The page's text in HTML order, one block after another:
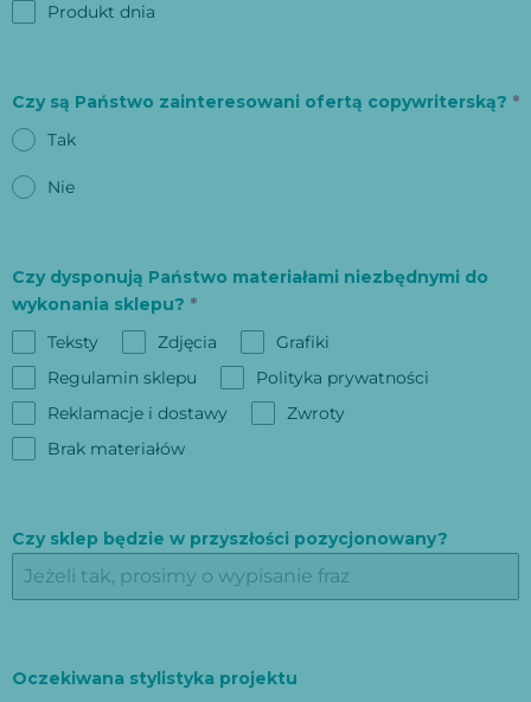
Produkt dnia
Czy są Państwo zainteresowani ofertą copywriterską? *
Tak
Nie
Czy dysponują Państwo materiałami niezbędnymi do
wykonania sklepu? *
Teksty
Zdjęcia
Grafiki
Regulamin sklepu
Polityka prywatności
Reklamacje i dostawy
Zwroty
Brak materiałów
Czy sklep będzie w przyszłości pozycjonowany?
Oczekiwana stylistyka projektu